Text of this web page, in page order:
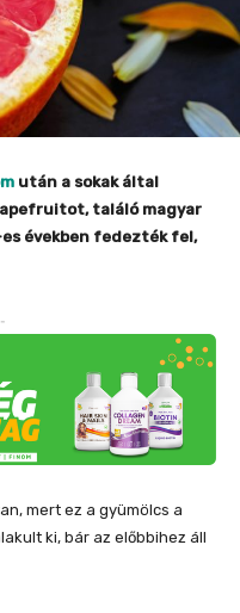
után a sokak által
találó magyar
években fedezték fel,
mert ez a gyümölcs a
ki, bár az előbbihez áll